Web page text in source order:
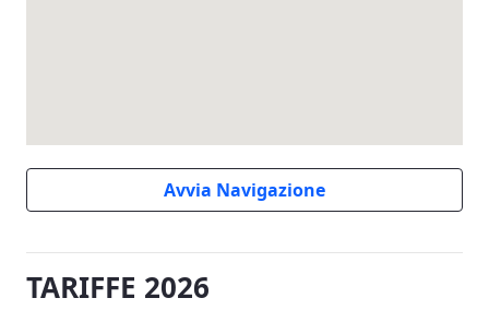
Avvia Navigazione
TARIFFE 2026